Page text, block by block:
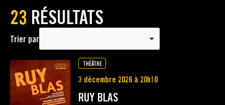
23 RÉSULTATS
Trier par
THÉÂTRE
3 décembre 2026 à 20h10
RUY BLAS